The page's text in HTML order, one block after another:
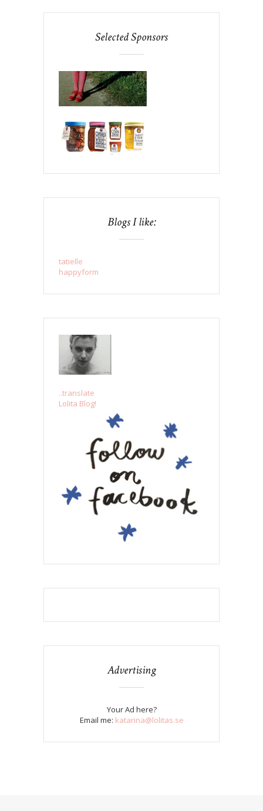
Selected Sponsors
Blogs I like:
tatielle
happyform
..translate
Lolita Blog!
Advertising
Your Ad here?
Email me: katarina@lolitas.se